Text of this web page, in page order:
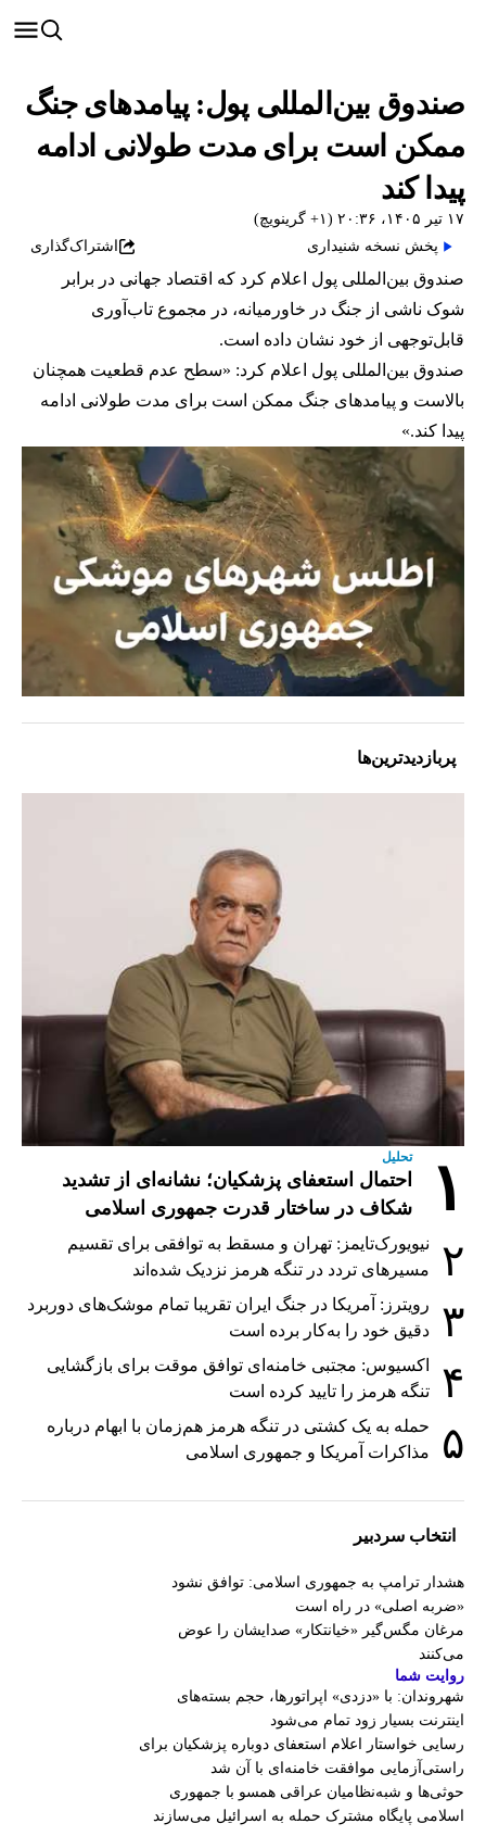
صندوق بین‌المللی پول: پیامدهای جنگ
ممکن است برای مدت طولانی ادامه
پیدا کند
۱۷ تیر ۱۴۰۵، ۲۰:۳۶ (‎+۱ گرینویچ)
پخش نسخه شنیداری
اشتراک‌گذاری
صندوق بین‌المللی پول اعلام کرد که اقتصاد جهانی در برابر
شوک ناشی از جنگ در خاورمیانه، در مجموع تاب‌آوری
قابل‌توجهی از خود نشان داده است.
صندوق بین‌المللی پول اعلام کرد: «سطح عدم قطعیت همچنان
بالاست و پیامدهای جنگ ممکن است برای مدت طولانی ادامه
پیدا کند.»
پربازدیدترین‌ها
۱ تحلیل
احتمال استعفای پزشکیان؛ نشانه‌ای از تشدید
شکاف در ساختار قدرت جمهوری اسلامی
۲
نیویورک‌تایمز: تهران و مسقط به توافقی برای تقسیم
مسیرهای تردد در تنگه هرمز نزدیک شده‌اند
۳
رویترز: آمریکا در جنگ ایران تقریبا تمام موشک‌های دوربرد
دقیق خود را به‌کار برده است
۴
اکسیوس: مجتبی خامنه‌ای توافق موقت برای بازگشایی
تنگه هرمز را تایید کرده است
۵
حمله به یک کشتی در تنگه هرمز هم‌زمان با ابهام درباره
مذاکرات آمریکا و جمهوری اسلامی
انتخاب سردبیر
هشدار ترامپ به جمهوری اسلامی: توافق نشود
«ضربه اصلی» در راه است
مرغان مگس‌گیر «خیانتکار» صدایشان را عوض
می‌کنند
روایت شما
شهروندان:‌ با «دزدی» اپراتورها، حجم بسته‌های
اینترنت بسیار زود تمام می‌شود
رسایی خواستار اعلام استعفای دوباره پزشکیان برای
راستی‌آزمایی موافقت خامنه‌ای با آن شد
حوثی‌ها و شبه‌نظامیان عراقی همسو با جمهوری
اسلامی پایگاه مشترک حمله به اسرائیل می‌سازند